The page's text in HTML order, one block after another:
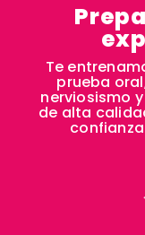
Te
prueba
nerviosismo
de alta